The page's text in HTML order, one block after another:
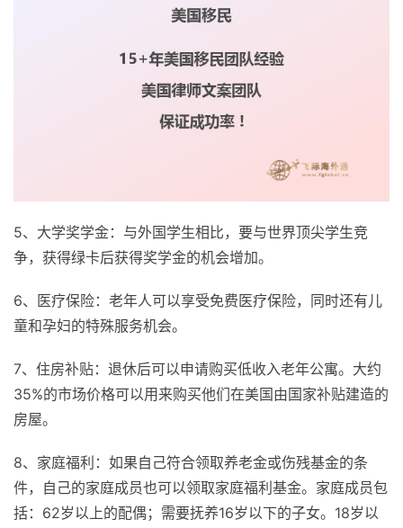
5、大学奖学金：与外国学生相比，要与世界顶尖学生竞
争，获得绿卡后获得奖学金的机会增加。
6、医疗保险：老年人可以享受免费医疗保险，同时还有儿
童和孕妇的特殊服务机会。
7、住房补贴：退休后可以申请购买低收入老年公寓。大约
35%的市场价格可以用来购买他们在美国由国家补贴建造的
房屋。
8、家庭福利：如果自己符合领取养老金或伤残基金的条
件，自己的家庭成员也可以领取家庭福利基金。家庭成员包
括：62岁以上的配偶；需要抚养16岁以下的子女。18岁以